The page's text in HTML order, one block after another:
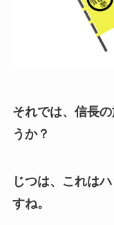
それでは、信長
うか？
じつは、これは
すね。